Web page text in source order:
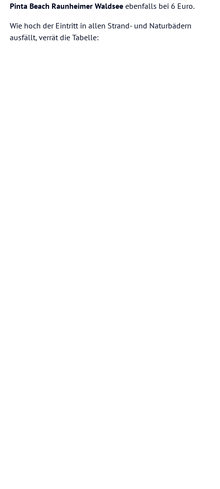
Pinta Beach Raunheimer Waldsee ebenfalls bei 6 Euro.
Wie hoch der Eintritt in allen Strand- und Naturbädern
ausfällt, verrät die Tabelle: